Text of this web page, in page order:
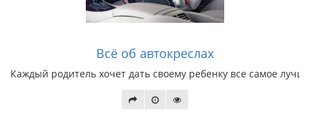
Всё об автокреслах
Каждый родитель хочет дать своему ребенку все самое